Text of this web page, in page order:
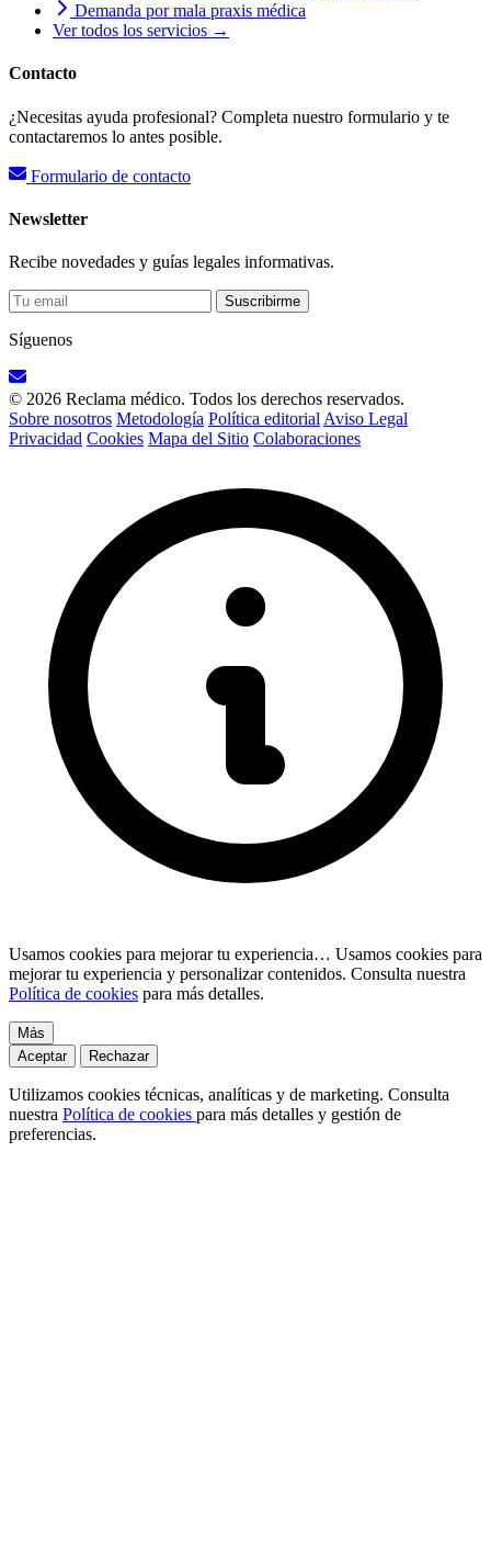
Demanda por mala praxis médica
Ver todos los servicios →
Contacto
¿Necesitas ayuda profesional? Completa nuestro formulario y te
contactaremos lo antes posible.
Formulario de contacto
Newsletter
Recibe novedades y guías legales informativas.
Suscribirme
Síguenos
© 2026 Reclama médico. Todos los derechos reservados.
Sobre nosotros Metodología Política editorial Aviso Legal
Privacidad Cookies Mapa del Sitio Colaboraciones
Usamos cookies para mejorar tu experiencia… Usamos cookies para
mejorar tu experiencia y personalizar contenidos. Consulta nuestra
Política de cookies para más detalles.
Más
Aceptar
Rechazar
Utilizamos cookies técnicas, analíticas y de marketing. Consulta
nuestra Política de cookies para más detalles y gestión de
preferencias.